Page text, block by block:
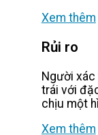
Xem thêm
Rủi ro
Người xác
trái với
chịu một
Xem thêm